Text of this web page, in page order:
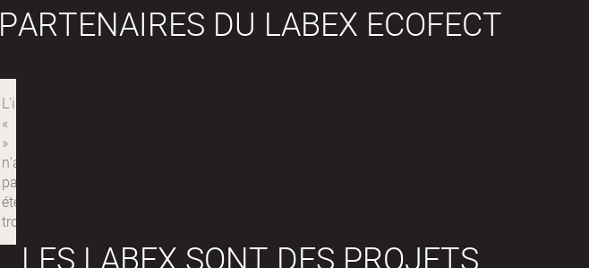
PARTENAIRES DU LABEX ECOFECT
LES LABEX SONT DES PROJETS